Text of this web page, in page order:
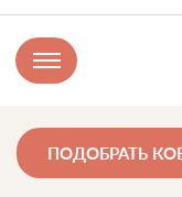
ПОДОБРАТЬ